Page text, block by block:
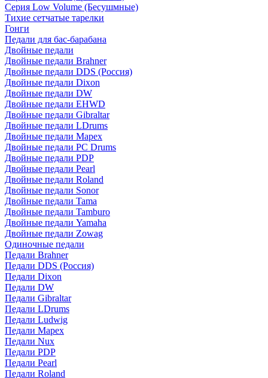
Серия Low Volume (Бесушмные)
Тихие сетчатые тарелки
Гонги
Педали для бас-барабана
Двойные педали
Двойные педали Brahner
Двойные педали DDS (Россия)
Двойные педали Dixon
Двойные педали DW
Двойные педали EHWD
Двойные педали Gibraltar
Двойные педали LDrums
Двойные педали Mapex
Двойные педали PC Drums
Двойные педали PDP
Двойные педали Pearl
Двойные педали Roland
Двойные педали Sonor
Двойные педали Tama
Двойные педали Tamburo
Двойные педали Yamaha
Двойные педали Zowag
Одиночные педали
Педали Brahner
Педали DDS (Россия)
Педали Dixon
Педали DW
Педали Gibraltar
Педали LDrums
Педали Ludwig
Педали Mapex
Педали Nux
Педали PDP
Педали Pearl
Педали Roland